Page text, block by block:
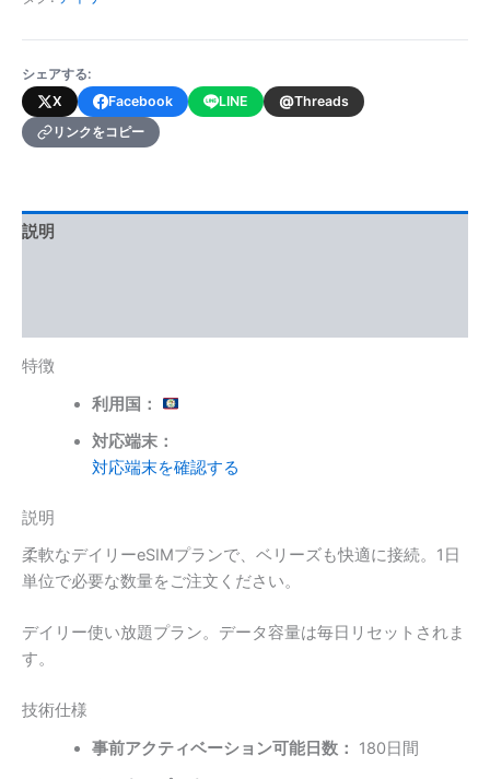
放
題・
高
速
上
限
シェアする:
X
Facebook LINE @Threads
リンクをコピー
説明
特徴
利用国：
対応端末：
対応端末を確認する
説明
柔軟なデイリーeSIMプランで、ベリーズも快適に接続。1日
単位で必要な数量をご注文ください。
デイリー使い放題プラン。データ容量は毎日リセットされま
す。
技術仕様
事前アクティベーション可能日数：
180日間